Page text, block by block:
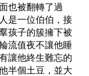
也被翻轉了過
是一位伯伯，接
孩子的簇擁下被
流值夜不讓他睡
讓他終生難忘的
半個土豆，並大